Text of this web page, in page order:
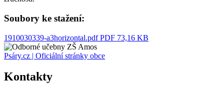
Soubory ke stažení:
1910030339-a3horizontal.pdfPDF 73,16 KB
Psáry.cz | Oficiální stránky obce
Kontakty